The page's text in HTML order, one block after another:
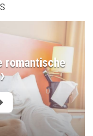
romantische